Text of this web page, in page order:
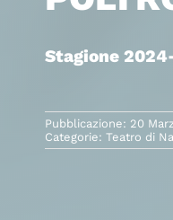
Stagione
Pubblicazione: 20
Categorie: Teatro di